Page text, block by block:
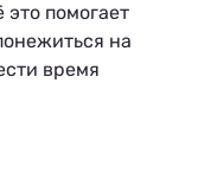
помогает
на
время